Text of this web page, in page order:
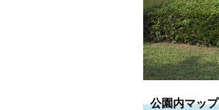
公園内マップ